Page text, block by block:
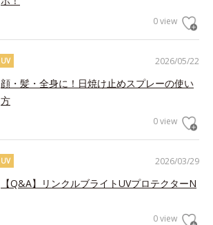
0 view
2026/05/22
UV
顔・髪・全身に！日焼け止めスプレーの使い
方
0 view
2026/03/29
UV
【Q&A】リンクルブライトUVプロテクターN
0 view